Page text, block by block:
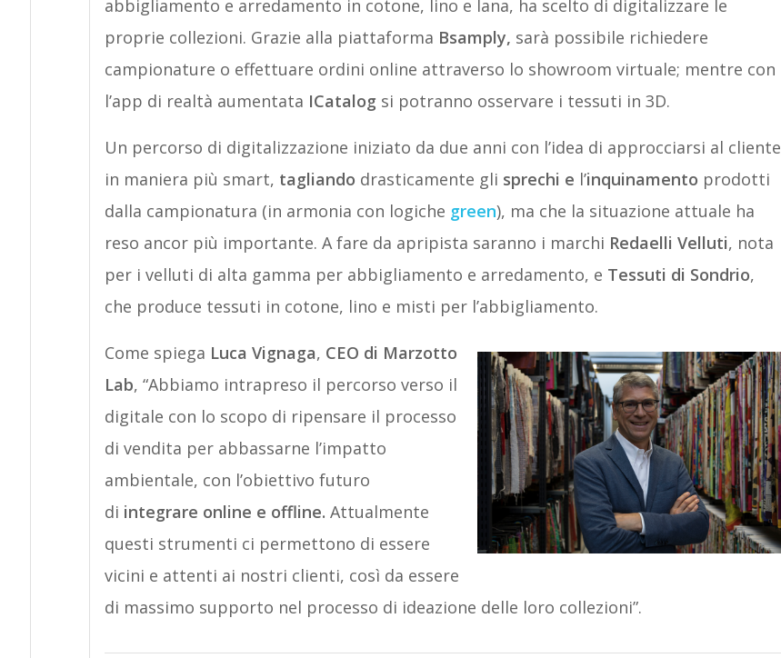
abbigliamento e arredamento in cotone, lino e lana, ha scelto di digitalizzare le
proprie collezioni. Grazie alla piattaforma Bsamply, sarà possibile richiedere
campionature o effettuare ordini online attraverso lo showroom virtuale; mentre con
l’app di realtà aumentata ICatalog si potranno osservare i tessuti in 3D.
Un percorso di digitalizzazione iniziato da due anni con l’idea di approcciarsi al cliente
in maniera più smart, tagliando drasticamente gli sprechi e l’inquinamento prodotti
dalla campionatura (in armonia con logiche green), ma che la situazione attuale ha
reso ancor più importante. A fare da apripista saranno i marchi Redaelli Velluti, nota
per i velluti di alta gamma per abbigliamento e arredamento, e Tessuti di Sondrio,
che produce tessuti in cotone, lino e misti per l’abbigliamento.
Come spiega Luca Vignaga, CEO di Marzotto
Lab, “Abbiamo intrapreso il percorso verso il
digitale con lo scopo di ripensare il processo
di vendita per abbassarne l’impatto
ambientale, con l’obiettivo futuro
di integrare online e offline. Attualmente
questi strumenti ci permettono di essere
vicini e attenti ai nostri clienti, così da essere
di massimo supporto nel processo di ideazione delle loro collezioni”.